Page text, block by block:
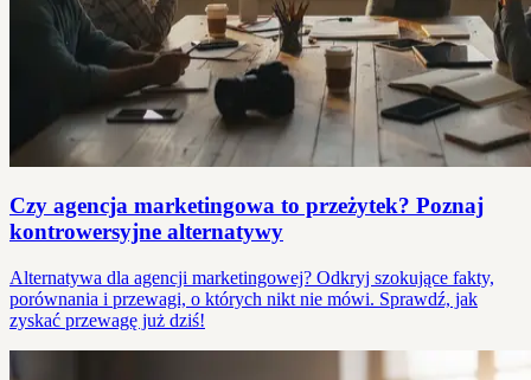
Czy agencja marketingowa to przeżytek? Poznaj
kontrowersyjne alternatywy
Alternatywa dla agencji marketingowej? Odkryj szokujące fakty,
porównania i przewagi, o których nikt nie mówi. Sprawdź, jak
zyskać przewagę już dziś!